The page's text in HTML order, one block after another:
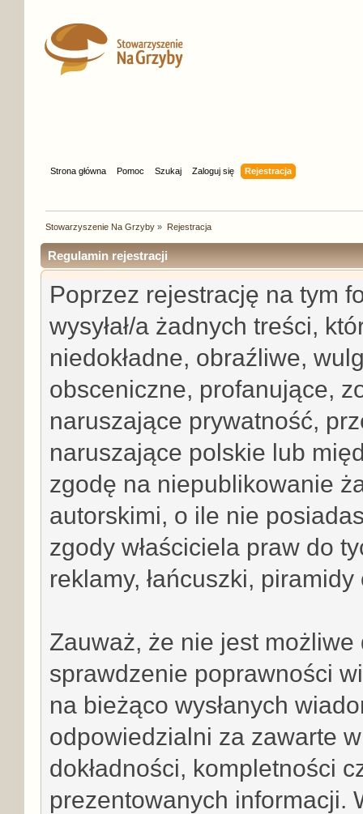
Strona główna Pomoc Szukaj Zaloguj się Rejestracja
Stowarzyszenie Na Grzyby » Rejestracja
Regulamin rejestracji
Poprzez rejestrację na tym
wysyłał/a żadnych treści,
niedokładne, obraźliwe,
obsceniczne, profanujące,
naruszające prywatność,
naruszające polskie lub
zgodę na niepublikowanie
autorskimi, o ile nie
zgody właściciela praw do
reklamy, łańcuszki,
Zauważ, że nie jest możliwe
sprawdzenie poprawności
na bieżąco wysłanych
odpowiedzialni za zawarte
dokładności, kompletności
prezentowanych informacji.